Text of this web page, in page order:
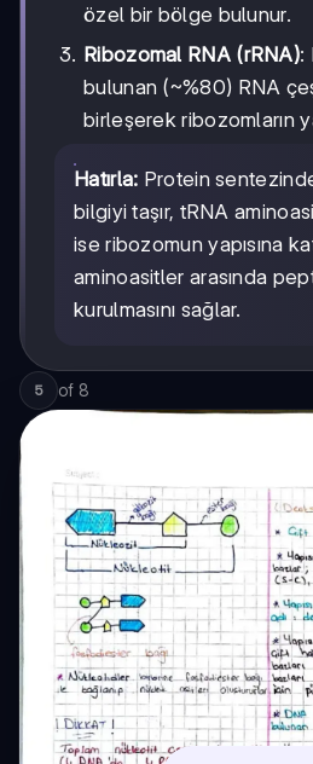
özel bir bölge bulunur.
Ribozomal RNA (rRNA):
bulunan (~%80) RNA
birleşerek ribozomların
Hatırla: Protein
bilgiyi taşır, tRNA
ise ribozomun yapısına
aminoasitler arasında
kurulmasını sağlar.
5 of 8